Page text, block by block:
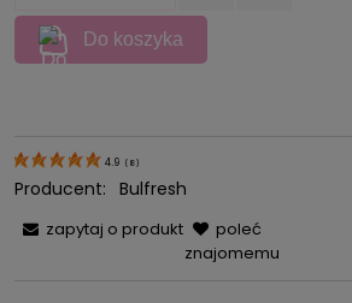
Do koszyka
4.9 ( 8)
Producent: Bulfresh
zapytaj o produkt
poleć
znajomemu